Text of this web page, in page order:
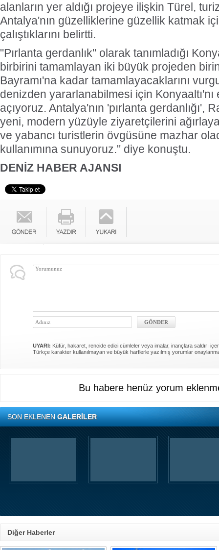
alanların yer aldığı projeye ilişkin Türel,
Antalya'nın güzelliklerine güzellik katmak
çalıştıklarını belirtti.
"Pırlanta gerdanlık" olarak tanımladığı
birbirini tamamlayan iki büyük projeden
Bayramı'na kadar tamamlayacaklarını
denizden yararlanabilmesi için
açıyoruz. Antalya'nın 'pırlanta gerdanlığı',
yeni, modern yüzüyle ziyaretçilerini
ve yabancı turistlerin övgüsüne mazhar
kullanımına sunuyoruz." diye konuştu.
DENİZ HABER AJANSI
UYARI: Küfür, hakaret, rencide edici cümleler veya imalar, inançlara saldırı
Türkçe karakter kullanılmayan ve büyük harflerle yazılmış yorumlar
Bu habere henüz yorum
SON EKLENENGALERİLER
Diğer Haberler